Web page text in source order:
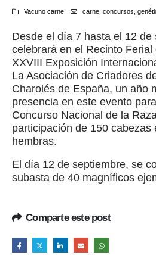
Vacuno carne carne, concursos
Desde el día 7 hasta el 12 de
celebrará en el Recinto Ferial
XXVIII Exposición
La Asociación de Criadores
Charolés de España, un año
presencia en este evento
Concurso Nacional de la
participación de 150 cabezas
hembras.
El día 12 de septiembre, se
subasta de 40 magníficos
Comparte este post